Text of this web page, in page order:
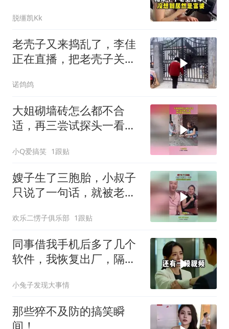
脱缰凯Kk
老壳子又来捣乱了，李佳
正在直播，把老壳子关在
诺鸽鸽
大姐砌墙砖怎么都不合
适，再三尝试探头一看，
小Q爱搞笑 1跟贴
嫂子生了三胞胎，小叔子
只说了一句话，就被老婆
欢乐二愣子俱乐部 1跟贴
同事借我手机后多了几个
软件，我恢复出厂，隔壁
小兔子发现大事情
那些猝不及防的搞笑瞬
间！